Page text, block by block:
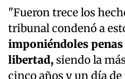
"Fueron trece los
tribunal condenó a
imponiéndoles
libertad, siendo la
cinco años y un día